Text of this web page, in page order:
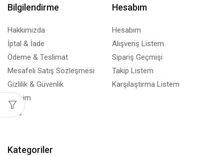
Bilgilendirme
Hakkımızda
İptal & İade
Ödeme & Teslimat
Mesafeli Satış Sözleşmesi
Gizlilik & Güvenlik
İletişim
Blog
Hesabım
Hesabım
Alışveriş Listem
Sipariş Geçmişi
Takip Listem
Karşılaştırma Listem
Kategoriler